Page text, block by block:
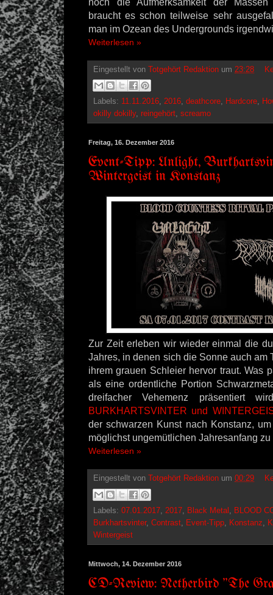
braucht es schon teilweise sehr
man im Ozean des Undergrounds
Weiterlesen »
Eingestellt von Totgehört Redaktion um 23:28
Labels: 11.11.2016 2016 deathcore Hardcore
okilly dokilly, reingehört screamo
Freitag, 16. Dezember 2016
Event-Tipp: Unlight,
Wintergeist in Konstanz
Zur Zeit erleben wir wieder einmal die
Jahres, in denen sich die Sonne auch am
ihrem grauen Schleier hervor traut. Was
als eine ordentliche Portion
dreifacher Vehemenz
BURKHARTSVINTER und
der schwarzen Kunst nach Konstanz,
möglichst ungemütlichen Jahresanfang zu
Weiterlesen »
Eingestellt von Totgehört Redaktion um 00:29
Labels: 07.01.2017 2017 Black Metal
BLOOD
Burkhartsvinter, Contrast Event-Tipp Konstanz
Wintergeist
Mittwoch, 14. Dezember 2016
CD-Review: Netherbird "The